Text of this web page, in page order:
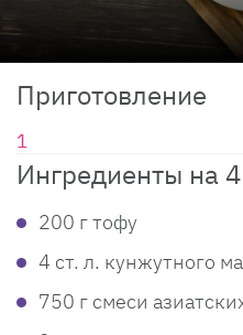
Приготовление
Ингредиенты на
200 г тофу
4 ст. л. кунжутного
750 г смеси